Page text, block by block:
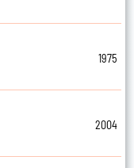
1975
2004